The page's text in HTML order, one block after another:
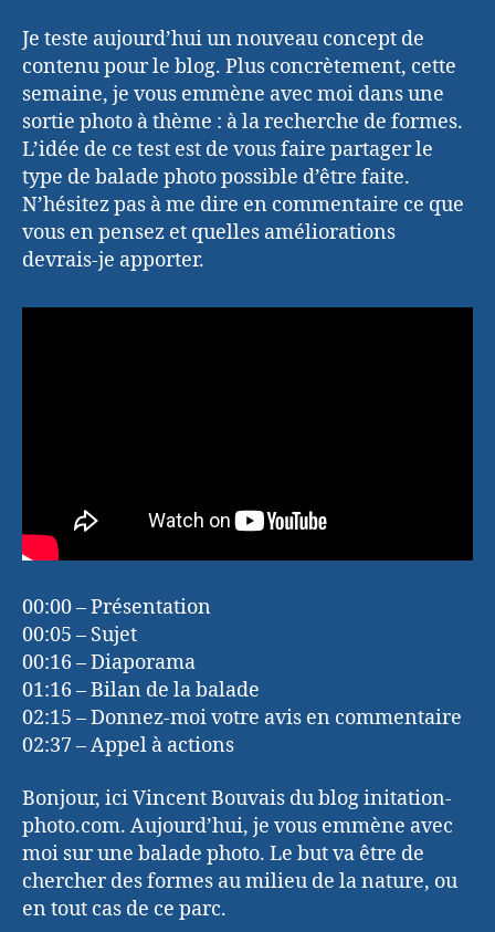
Je teste aujourd’hui un nouveau concept de
contenu pour le blog. Plus concrètement, cette
semaine, je vous emmène avec moi dans une
sortie photo à thème : à la recherche de formes.
L’idée de ce test est de vous faire partager le
type de balade photo possible d’être faite.
N’hésitez pas à me dire en commentaire ce que
vous en pensez et quelles améliorations
devrais-je apporter.
00:00 – Présentation
00:05 – Sujet
00:16 – Diaporama
01:16 – Bilan de la balade
02:15 – Donnez-moi votre avis en commentaire
02:37 – Appel à actions
Bonjour, ici Vincent Bouvais du blog initation-
photo.com. Aujourd’hui, je vous emmène avec
moi sur une balade photo. Le but va être de
chercher des formes au milieu de la nature, ou
en tout cas de ce parc.